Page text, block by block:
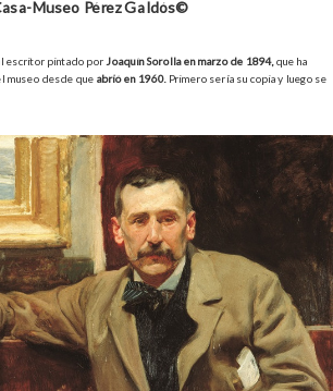
Museo Pérez Galdós©
escritor pintado por Joaquín Sorolla en marzo de 1894, que ha
museo desde que abrió en 1960. Primero sería su copia y luego se